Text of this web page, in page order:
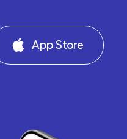
App Store